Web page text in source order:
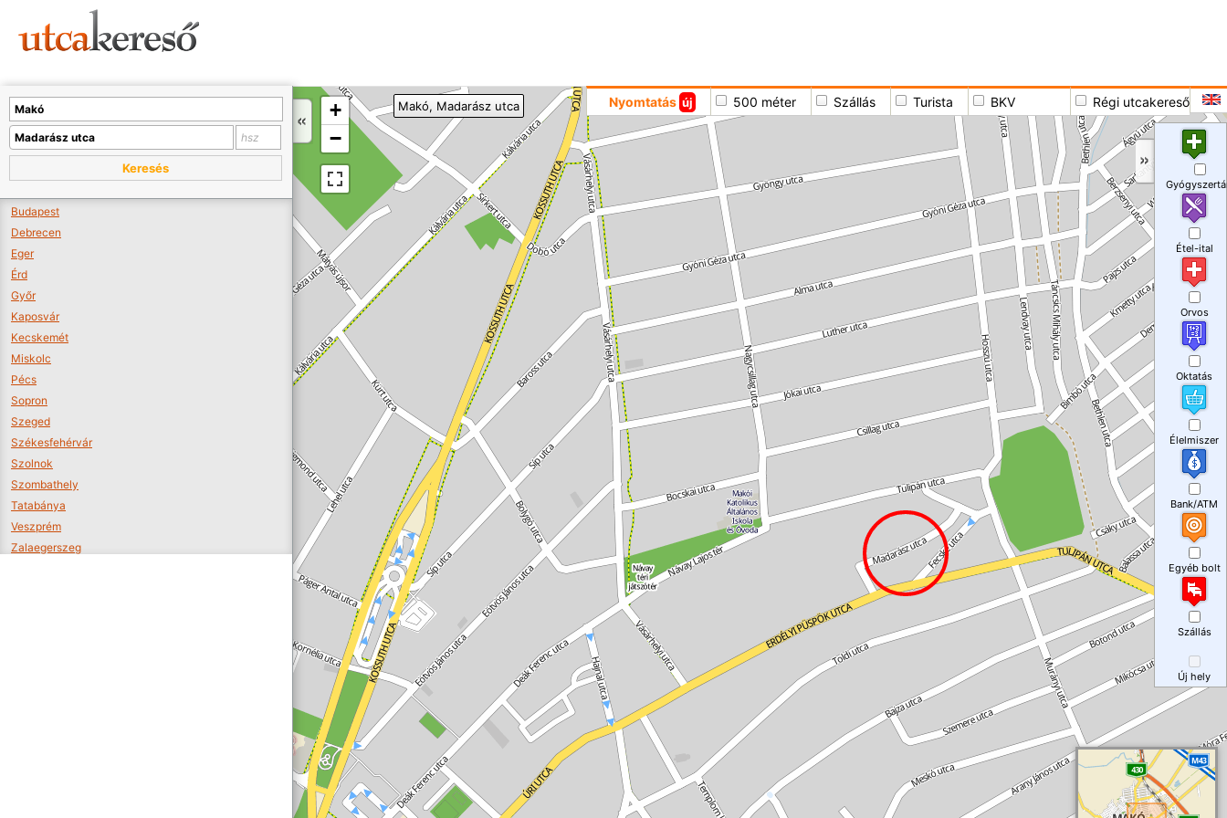
+
−
Nyomtatás új 500 méter Szállás Turista BKV Régi utcakereső
Makó, Madarász utca
Keresés
Budapest
Debrecen
Eger
Érd
Győr
Kaposvár
Kecskemét
Miskolc
Pécs
Sopron
Szeged
Székesfehérvár
Szolnok
Szombathely
Tatabánya
Veszprém
Zalaegerszeg
Étel-ital
Orvos
Oktatás
Élelmiszer
Bank/ATM
Egyéb bolt
Szállás
Új hely
A térképet kicsinyíteni kell, hogy látszódjanak a boltok.
Boltok látszódjanak >>